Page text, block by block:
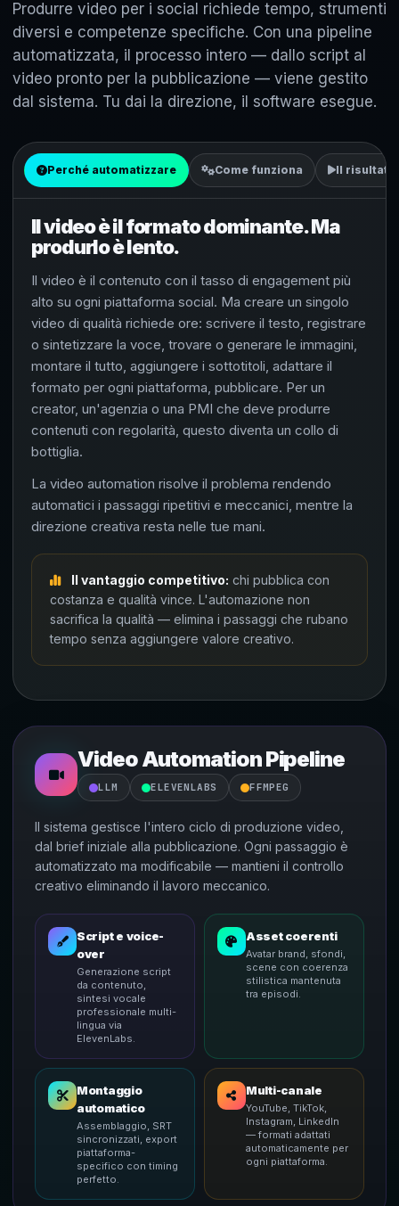
Produrre video per i social richiede tempo, strumenti
diversi e competenze specifiche. Con una pipeline
automatizzata, il processo intero — dallo script al
video pronto per la pubblicazione — viene gestito
dal sistema. Tu dai la direzione, il software esegue.
Perché automatizzare Come funziona Il risultato
Il video è il formato dominante. Ma
produrlo è lento.
Il video è il contenuto con il tasso di engagement più
alto su ogni piattaforma social. Ma creare un singolo
video di qualità richiede ore: scrivere il testo, registrare
o sintetizzare la voce, trovare o generare le immagini,
montare il tutto, aggiungere i sottotitoli, adattare il
formato per ogni piattaforma, pubblicare. Per un
creator, un'agenzia o una PMI che deve produrre
contenuti con regolarità, questo diventa un collo di
bottiglia.
La video automation risolve il problema rendendo
automatici i passaggi ripetitivi e meccanici, mentre la
direzione creativa resta nelle tue mani.
Il vantaggio competitivo: chi pubblica con
costanza e qualità vince. L'automazione non
sacrifica la qualità — elimina i passaggi che rubano
tempo senza aggiungere valore creativo.
Video Automation Pipeline
LLM ELEVENLABS FFMPEG
Il sistema gestisce l'intero ciclo di produzione video,
dal brief iniziale alla pubblicazione. Ogni passaggio è
automatizzato ma modificabile — mantieni il controllo
creativo eliminando il lavoro meccanico.
Script e voice-
over
Generazione script
da contenuto,
sintesi vocale
professionale multi-
lingua via
ElevenLabs.
Asset coerenti
Avatar brand, sfondi,
scene con coerenza
stilistica mantenuta
tra episodi.
Montaggio
automatico
Assemblaggio, SRT
sincronizzati, export
piattaforma-
specifico con timing
perfetto.
Multi-canale
YouTube, TikTok,
Instagram, LinkedIn
— formati adattati
automaticamente per
ogni piattaforma.